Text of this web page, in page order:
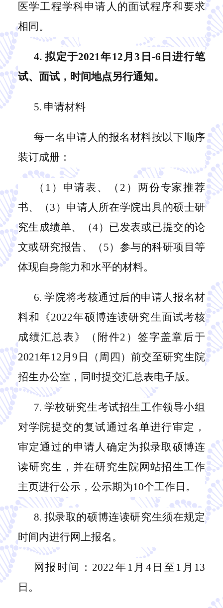
医学工程学科申请人的面试程序和要求
相同。
4. 拟定于2021年12月3日-6日进行笔
试、面试， 时间地点另行通知。
5. 申请材料
每一名申请人的报名材料按以下顺序
装订成册：
（ 1 ） 申请表、 （ 2 ） 两份专家推荐
书、
（3 ）申请人所在学院出具的硕士研
究生成绩单、
（4） 已发表或已提交的论
文或研究报告、
（ 5） 参与的科研项目等
体现自身能力和水平的材料。
6.学院将考核通过后的申请人报名材
料和《2022年硕博连读研究生面试考核
成绩汇总表》（附件2）签字盖章后于
2021年12月9日（周四）前交至研究生院
招生办公室，同时提交汇总表电子版。
7. 学校研究生考试招生工作领导小组
对学院提交的复试通过名单进行审定，
审定通过的申请人确定为拟录取硕博连
读研究生，并在研究生院网站招生工作
主页进行公示，公示期为10个工作日。
8. 拟录取的硕博连读研究生须在规定
时间内进行网上报名。
网报时间： 2022年1月4日至1月13
日。